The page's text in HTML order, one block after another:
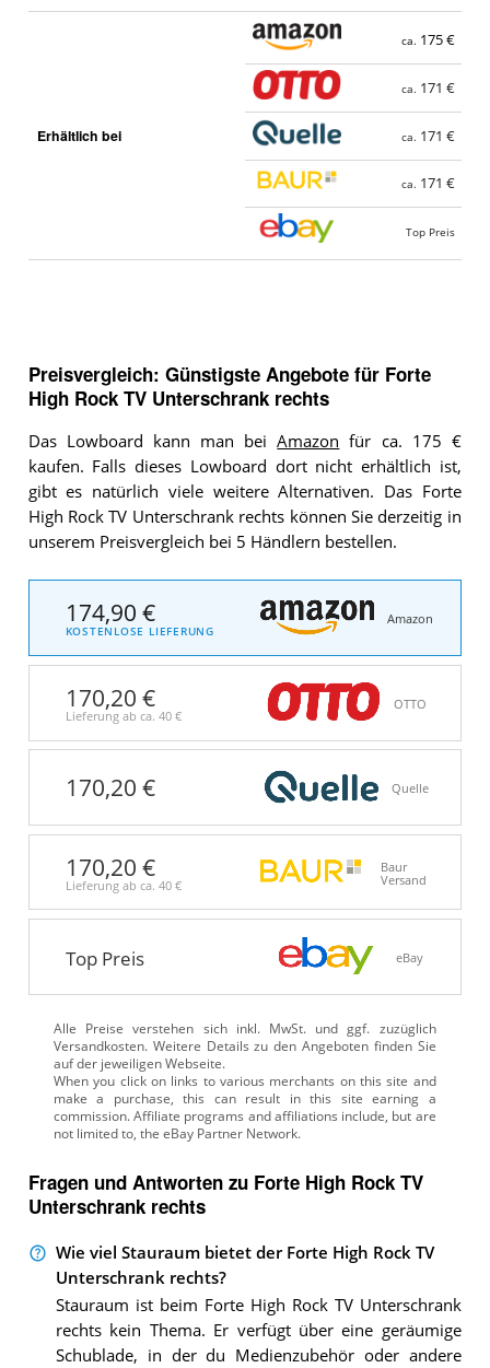
Erhältlich bei
ca. 175 €
ca. 171 €
ca. 171 €
ca. 171 €
Top Preis
Preisvergleich: Günstigste Angebote für Forte
High Rock TV Unterschrank rechts
Das Lowboard kann man beiAmazon für ca. 175 €
kaufen. Falls dieses Lowboard dort nicht erhältlich ist,
gibt es natürlich viele weitere Alternativen. Das Forte
High Rock TV Unterschrank rechts können Sie derzeitig in
unserem Preisvergleich bei 5 Händlern bestellen.
174,90 €
KOSTENLOSE LIEFERUNG
Amazon
170,20 €
Lieferung ab ca. 40 €
OTTO
170,20 € Quelle
170,20 €
Lieferung ab ca. 40 €
Baur
Versand
Top Preis eBay
Alle Preise verstehen sich inkl. MwSt. und ggf. zuzüglich
Versandkosten. Weitere Details zu den Angeboten finden Sie
auf der jeweiligen Webseite.
Fragen und Antworten zu Forte High Rock TV
Unterschrank rechts
Wie viel Stauraum bietet der Forte High Rock TV
Unterschrank rechts?
Stauraum ist beim Forte High Rock TV Unterschrank
rechts kein Thema. Er verfügt über eine geräumige
Schublade, in der du Medienzubehör oder andere